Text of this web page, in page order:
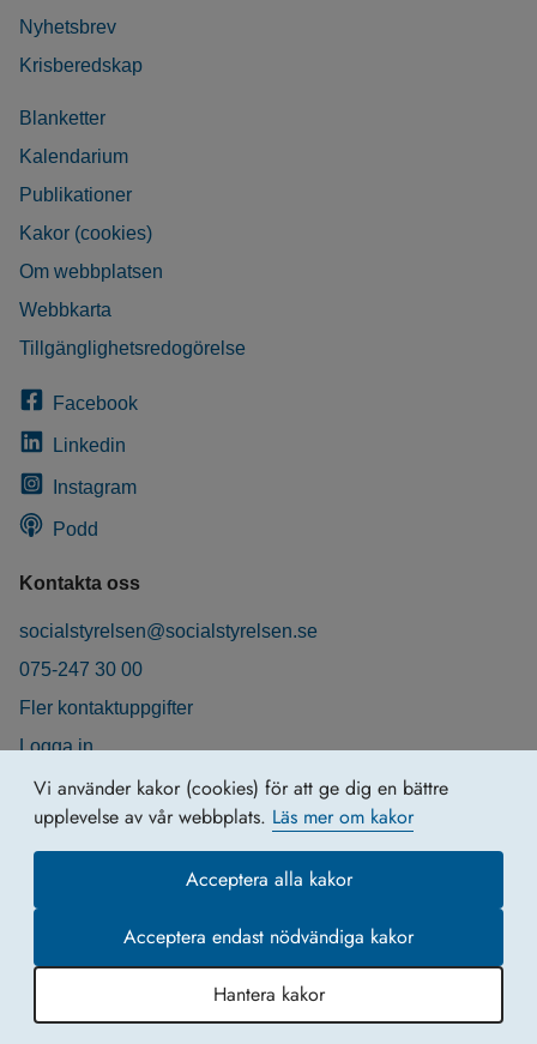
Vi använder kakor (cookies) för att ge dig en bättre
upplevelse av vår webbplats. Läs mer om kakor
Acceptera alla kakor
Acceptera endast nödvändiga kakor
Hantera kakor
Nyhetsbrev
Krisberedskap
Blanketter
Kalendarium
Publikationer
Kakor (cookies)
Om webbplatsen
Webbkarta
Tillgänglighetsredogörelse
Facebook
Linkedin
Instagram
Podd
Kontakta oss
socialstyrelsen@socialstyrelsen.se
075-247 30 00
Fler kontaktuppgifter
Logga in
Behandling av personuppgifter